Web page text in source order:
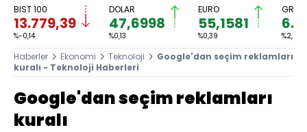
BIST 100
13.779,39
%-0,14
DOLAR
47,6998
%0,13
EURO
55,1581
%0,39 %2,59
Haberler Ekonomi Teknoloji
Google'dan seçim reklamları
kuralı - Teknoloji Haberleri
Google'dan seçim reklamları
kuralı